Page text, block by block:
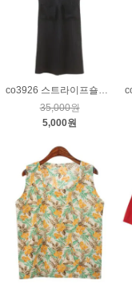
co3926 스트라이프숄더끈점프수트_네이비
35,000원
5,000원